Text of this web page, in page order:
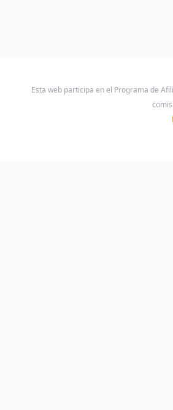
Esta web participa en el Programa de